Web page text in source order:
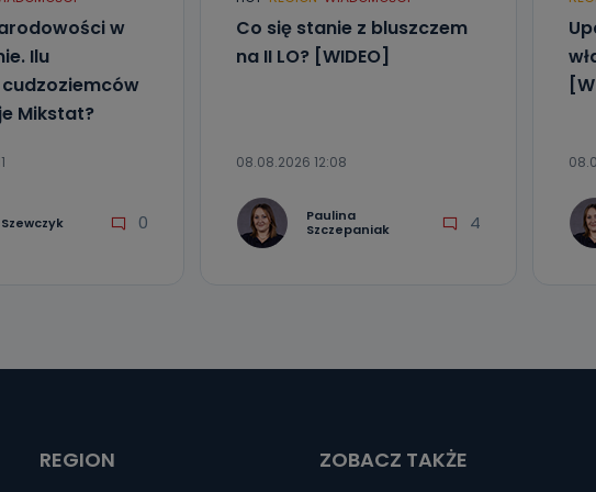
w
Ilu
Mikstat?
Szewczyk 0
Co się stanie z bluszczem
na II LO? [WIDEO]
08.08.2026 12:08
Paulina
Szczepaniak
4
REGION ZOBACZ TAKŻE